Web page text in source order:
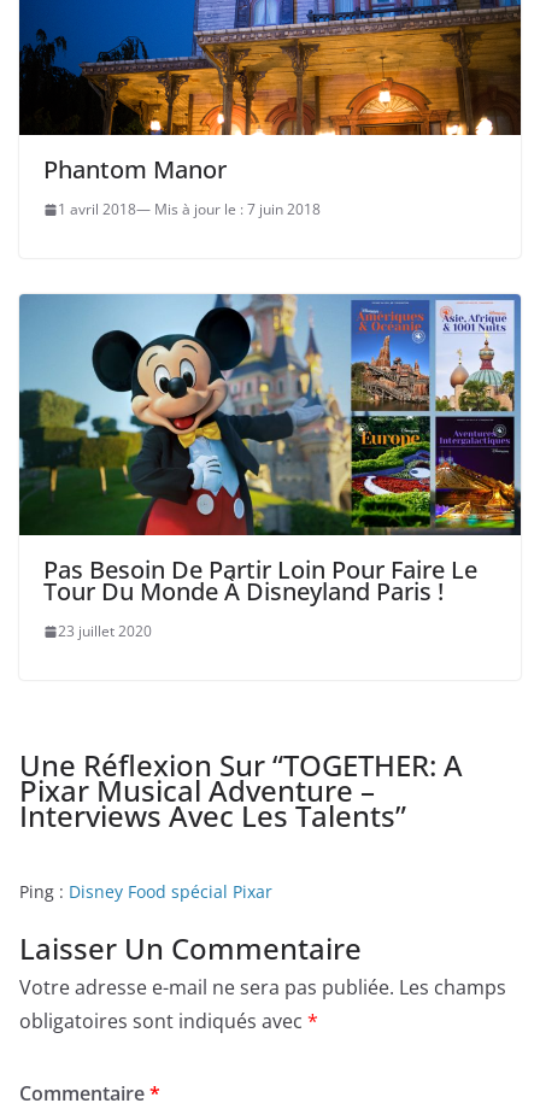
Phantom Manor
1 avril 2018 7 juin 2018
Pas Besoin De Partir Loin Pour Faire Le
Tour Du Monde À Disneyland Paris !
23 juillet 2020
Une Réflexion Sur “TOGETHER: A
Pixar Musical Adventure –
Interviews Avec Les Talents”
Ping : Disney Food spécial Pixar
Laisser Un Commentaire
Votre adresse e-mail ne sera pas publiée. Les champs
obligatoires sont indiqués avec *
Commentaire*